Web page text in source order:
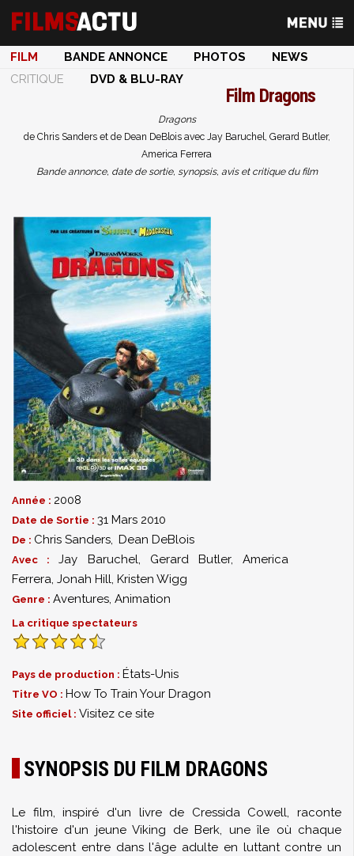
FILM BANDE ANNONCE PHOTOS
NEWS
CRITIQUE
DVD & BLU-RAY
Film Dragons
Dragons
de Chris Sanders et de Dean DeBlois avec Jay Baruchel, Gerard Butler,
America Ferrera
Bande annonce, date de sortie, synopsis, avis et critique du film
Année : 2008
Date de Sortie : 31 Mars 2010
De : Chris Sanders, Dean DeBlois
Avec :Jay Baruchel, Gerard Butler,America
Ferrera, Jonah Hill, Kristen Wigg
Genre : Aventures, Animation
La critique spectateurs
Pays de production : États-Unis
Titre VO : How To Train Your Dragon
Site officiel : Visitez ce site
SYNOPSIS DU FILM DRAGONS
Le film, inspiré d'un livre de Cressida Cowell, raconte
l'histoire d'un jeune Viking de Berk, une île où chaque
adolescent entre dans l'âge adulte en luttant contre un